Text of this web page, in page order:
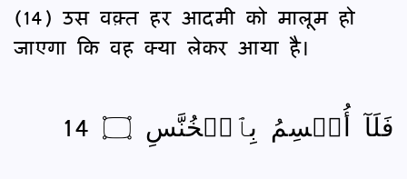
(14) उस वक़्त हर आदमी को मालूम हो
जाएगा कि वह क्या लेकर आया है।
فَلَآ أُقۡسِمُ بِٱلۡخُنَّسِ ۝ 14